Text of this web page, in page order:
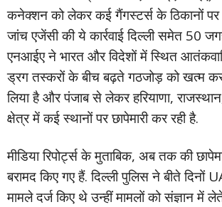
कनेक्शन को लेकर कई गैंगस्टर्स के ठिकानों पर
जांच एजेंसी की ये कार्रवाई दिल्ली समेत 50
एनआईए ने भारत और विदेशों में स्थित
ड्रग तस्करों के बीच बढ़ते गठजोड़ को खत्म
लिया है और पंजाब से लेकर हरियाणा,
क्षेत्र में कई स्थानों पर छापेमारी कर रही है.
मीडिया रिपोर्ट्स के मुताबिक, अब तक की
बरामद किए गए हैं. दिल्ली पुलिस ने बीते दिनों
मामले दर्ज किए थे उन्हीं मामलों को संज्ञान में